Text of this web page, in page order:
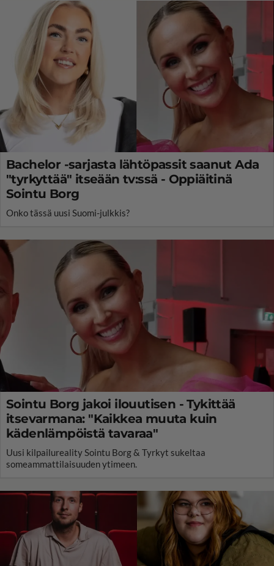
Bachelor -sarjasta lähtöpassit saanut Ada
"tyrkyttää" itseään tv:ssä - Oppiäitinä
Sointu Borg
Onko tässä uusi Suomi-julkkis?
Sointu Borg jakoi ilouutisen - Tykittää
itsevarmana: "Kaikkea muuta kuin
kädenlämpöistä tavaraa"
Uusi kilpailureality Sointu Borg & Tyrkyt sukeltaa
someammattilaisuuden ytimeen.